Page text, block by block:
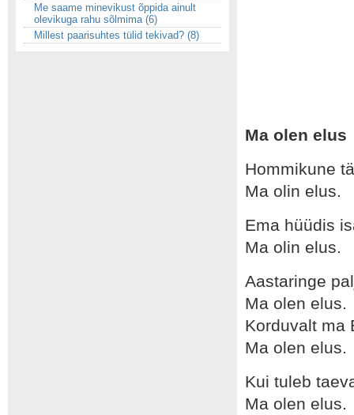
Me saame minevikust õppida ainult
olevikuga rahu sõlmima (6)
Millest paarisuhtes tülid tekivad? (8)
Ma olen elus
Hommikune
Ma olin elus.
Ema hüüdis
Ma olin elus.
Aastaringe
Ma olen elus.
Korduvalt ma
Ma olen elus.
Kui tuleb
Ma olen elus.